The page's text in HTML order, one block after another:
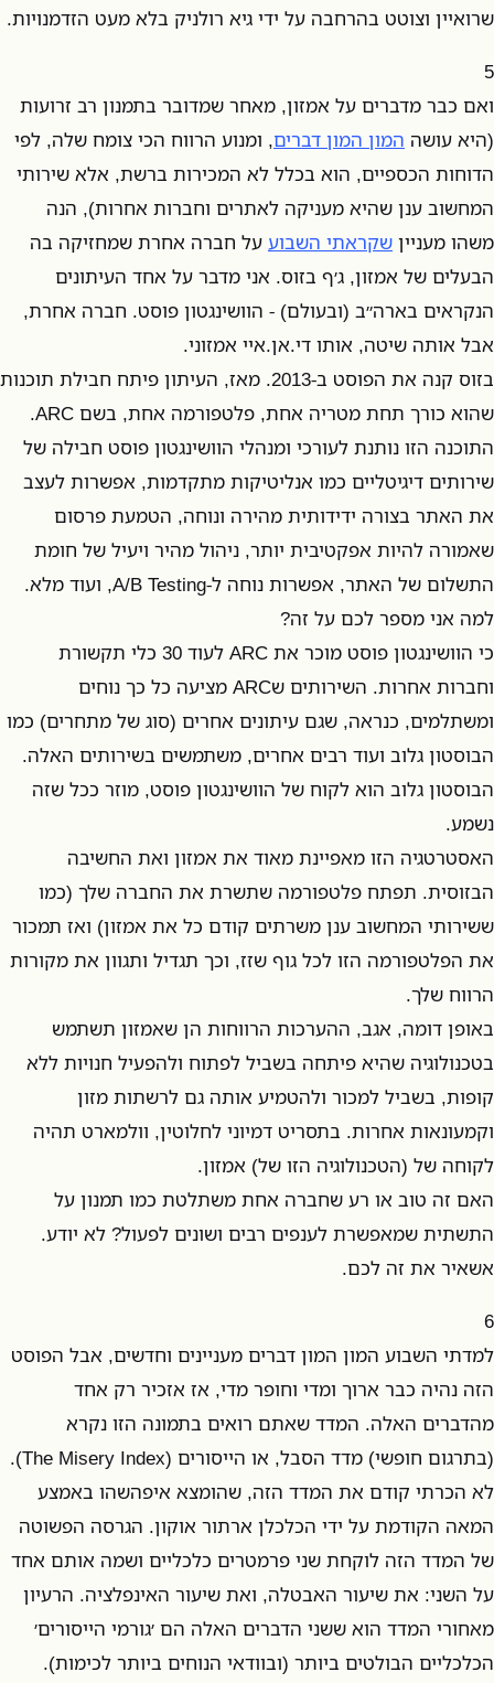
שרואיין וצוטט בהרחבה על ידי גיא רולניק בלא מעט הזדמנויות.
5
ואם כבר מדברים על אמזון, מאחר שמדובר בתמנון רב זרועות
(היא עושה המון המון דברים, ומנוע הרווח הכי צומח שלה, לפי
הדוחות הכספיים, הוא בכלל לא המכירות ברשת, אלא שירותי
המחשוב ענן שהיא מעניקה לאתרים וחברות אחרות), הנה
משהו מעניין שקראתי השבוע על חברה אחרת שמחזיקה בה
הבעלים של אמזון, ג׳ף בזוס. אני מדבר על אחד העיתונים
הנקראים בארה״ב (ובעולם) - הוושינגטון פוסט. חברה אחרת,
אבל אותה שיטה, אותו די.אן.איי אמזוני.
בזוס קנה את הפוסט ב-2013. מאז, העיתון פיתח חבילת תוכנות
שהוא כורך תחת מטריה אחת, פלטפורמה אחת, בשם ARC.
התוכנה הזו נותנת לעורכי ומנהלי הוושינגטון פוסט חבילה של
שירותים דיגיטליים כמו אנליטיקות מתקדמות, אפשרות לעצב
את האתר בצורה ידידותית מהירה ונוחה, הטמעת פרסום
שאמורה להיות אפקטיבית יותר, ניהול מהיר ויעיל של חומת
התשלום של האתר, אפשרות נוחה ל-A/B Testing, ועוד מלא.
למה אני מספר לכם על זה?
כי הוושינגטון פוסט מוכר את ARC לעוד 30 כלי תקשורת
וחברות אחרות. השירותים שARC מציעה כל כך נוחים
ומשתלמים, כנראה, שגם עיתונים אחרים (סוג של מתחרים) כמו
הבוסטון גלוב ועוד רבים אחרים, משתמשים בשירותים האלה.
הבוסטון גלוב הוא לקוח של הוושינגטון פוסט, מוזר ככל שזה
נשמע.
האסטרטגיה הזו מאפיינת מאוד את אמזון ואת החשיבה
הבזוסית. תפתח פלטפורמה שתשרת את החברה שלך (כמו
ששירותי המחשוב ענן משרתים קודם כל את אמזון) ואז תמכור
את הפלטפורמה הזו לכל גוף שזז, וכך תגדיל ותגוון את מקורות
הרווח שלך.
באופן דומה, אגב, ההערכות הרווחות הן שאמזון תשתמש
בטכנולוגיה שהיא פיתחה בשביל לפתוח ולהפעיל חנויות ללא
קופות, בשביל למכור ולהטמיע אותה גם לרשתות מזון
וקמעונאות אחרות. בתסריט דמיוני לחלוטין, וולמארט תהיה
לקוחה של (הטכנולוגיה הזו של) אמזון.
האם זה טוב או רע שחברה אחת משתלטת כמו תמנון על
התשתית שמאפשרת לענפים רבים ושונים לפעול? לא יודע.
אשאיר את זה לכם.
6
למדתי השבוע המון המון דברים מעניינים וחדשים, אבל הפוסט
הזה נהיה כבר ארוך ומדי וחופר מדי, אז אזכיר רק אחד
מהדברים האלה. המדד שאתם רואים בתמונה הזו נקרא
(בתרגום חופשי) מדד הסבל, או הייסורים (The Misery Index).
לא הכרתי קודם את המדד הזה, שהומצא איפהשהו באמצע
המאה הקודמת על ידי הכלכלן ארתור אוקון. הגרסה הפשוטה
של המדד הזה לוקחת שני פרמטרים כלכליים ושמה אותם אחד
על השני: את שיעור האבטלה, ואת שיעור האינפלציה. הרעיון
מאחורי המדד הוא ששני הדברים האלה הם ׳גורמי הייסורים׳
הכלכליים הבולטים ביותר (ובוודאי הנוחים ביותר לכימות).